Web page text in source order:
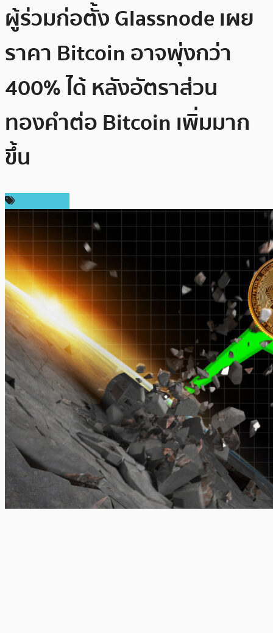
ผู้ร่วมก่อตั้ง Glassnode เผย
ราคา Bitcoin อาจพุ่งกว่า
400% ได้ หลังอัตราส่วน
ทองคำต่อ Bitcoin เพิ่มมาก
ขึ้น